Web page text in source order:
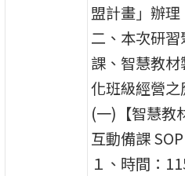
盟計畫」辦理
二、本次研
課、智慧教
化班級經營之
(一)【智慧教
互動備課 SOP
１、時間：